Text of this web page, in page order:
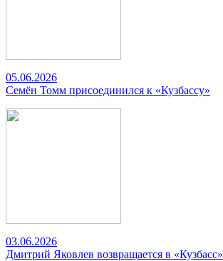
05.06.2026
Семён Томм присоединился к «Кузбассу»
03.06.2026
Дмитрий Яковлев возвращается в «Кузбасс»